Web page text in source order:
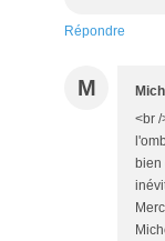
Répondre
M
<br /
bien